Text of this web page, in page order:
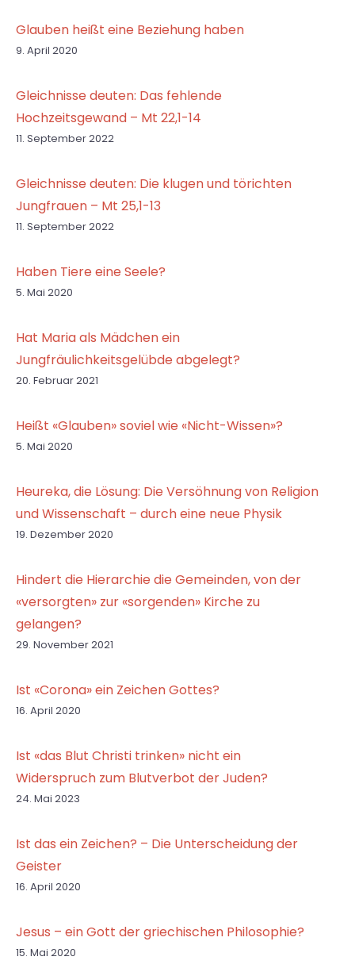
Glauben heißt eine Beziehung haben
9. April 2020
Gleichnisse deuten: Das fehlende
Hochzeitsgewand – Mt 22,1-14
11. September 2022
Gleichnisse deuten: Die klugen und törichten
Jungfrauen – Mt 25,1-13
11. September 2022
Haben Tiere eine Seele?
5. Mai 2020
Hat Maria als Mädchen ein
Jungfräulichkeitsgelübde abgelegt?
20. Februar 2021
Heißt «Glauben» soviel wie «Nicht-Wissen»?
5. Mai 2020
Heureka, die Lösung: Die Versöhnung von Religion
und Wissenschaft – durch eine neue Physik
19. Dezember 2020
Hindert die Hierarchie die Gemeinden, von der
«versorgten» zur «sorgenden» Kirche zu
gelangen?
29. November 2021
Ist «Corona» ein Zeichen Gottes?
16. April 2020
Ist «das Blut Christi trinken» nicht ein
Widerspruch zum Blutverbot der Juden?
24. Mai 2023
Ist das ein Zeichen? – Die Unterscheidung der
Geister
16. April 2020
Jesus – ein Gott der griechischen Philosophie?
15. Mai 2020